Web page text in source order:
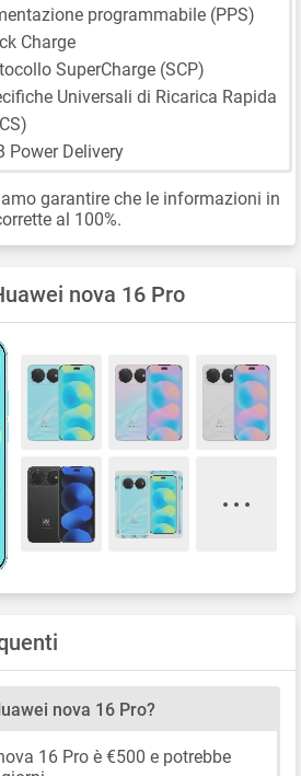
programmabile (PPS)
Charge
SuperCharge (SCP)
Universali di Ricarica Rapida
Power Delivery
garantire che le informazioni in
al 100%.
nova 16 Pro
nova 16 Pro?
16 Pro è €500 e potrebbe